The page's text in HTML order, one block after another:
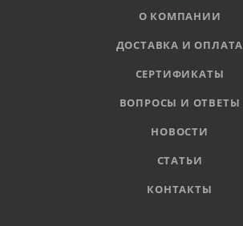
О КОМПАНИИ
ДОСТАВКА И ОПЛАТА
СЕРТИФИКАТЫ
ВОПРОСЫ И ОТВЕТЫ
НОВОСТИ
СТАТЬИ
КОНТАКТЫ